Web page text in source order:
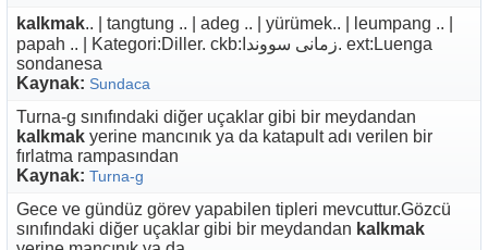
kalkmak.. | tangtung .. | adeg .. | yürümek.. | leumpang .. |
papah .. | Kategori:Diller. ckb:زمانی سووندا. ext:Luenga
sondanesa
Kaynak: Sundaca
Turna-g sınıfındaki diğer uçaklar gibi bir meydandan
kalkmak yerine mancınık ya da katapult adı verilen bir
fırlatma rampasından
Kaynak: Turna-g
Gece ve gündüz görev yapabilen tipleri mevcuttur.Gözcü
sınıfındaki diğer uçaklar gibi bir meydandan kalkmak